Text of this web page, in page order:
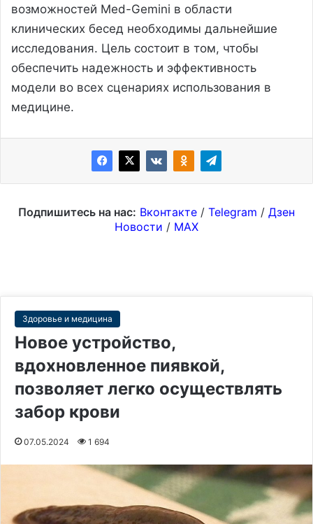
возможностей Med-Gemini в области
клинических бесед необходимы дальнейшие
исследования. Цель состоит в том, чтобы
обеспечить надежность и эффективность
модели во всех сценариях использования в
медицине.
Подпишитесь на нас: Вконтакте / Telegram / Дзен
Новости / MAX